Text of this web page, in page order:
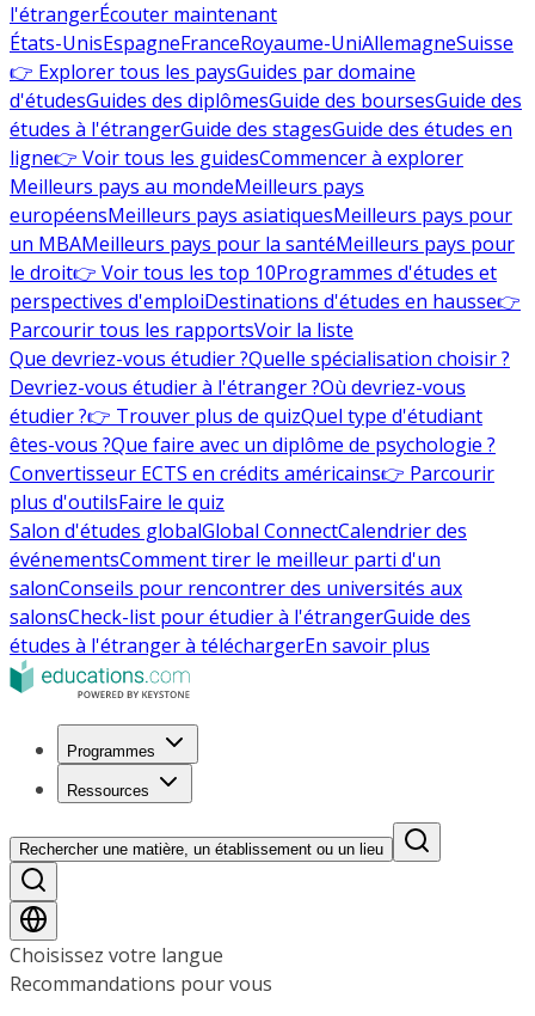
l'étrangerÉcouter maintenant
États-UnisEspagneFranceRoyaume-UniAllemagneSuisse
👉 Explorer tous les paysGuides par domaine
d'étudesGuides des diplômesGuide des boursesGuide des
études à l'étrangerGuide des stagesGuide des études en
ligne👉 Voir tous les guidesCommencer à explorer
Meilleurs pays au mondeMeilleurs pays
européensMeilleurs pays asiatiquesMeilleurs pays pour
un MBAMeilleurs pays pour la santéMeilleurs pays pour
le droit👉 Voir tous les top 10Programmes d'études et
perspectives d'emploiDestinations d'études en hausse👉
Parcourir tous les rapportsVoir la liste
Que devriez-vous étudier ?Quelle spécialisation choisir ?
Devriez-vous étudier à l'étranger ?Où devriez-vous
étudier ?👉 Trouver plus de quizQuel type d'étudiant
êtes-vous ?Que faire avec un diplôme de psychologie ?
Convertisseur ECTS en crédits américains👉 Parcourir
plus d'outilsFaire le quiz
Salon d'études globalGlobal ConnectCalendrier des
événementsComment tirer le meilleur parti d'un
salonConseils pour rencontrer des universités aux
salonsCheck-list pour étudier à l'étrangerGuide des
études à l'étranger à téléchargerEn savoir plus
Programmes
Ressources
Rechercher une matière, un établissement ou un lieu
Choisissez votre langue
Recommandations pour vous